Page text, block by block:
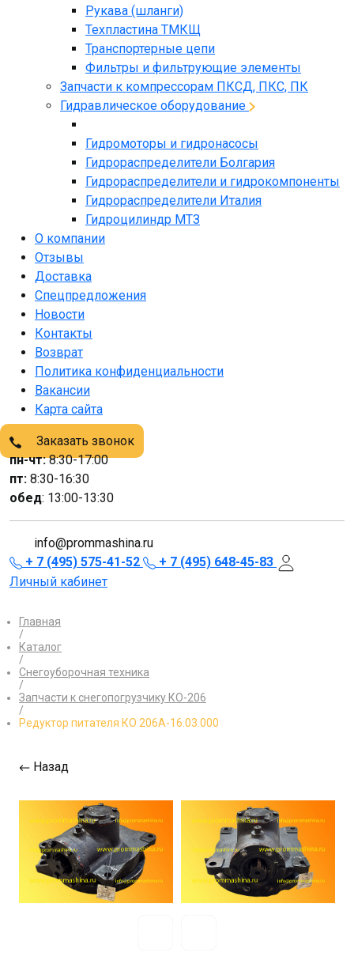
Рукава (шланги)
Техпластина ТМКЩ
Транспортерные цепи
Фильтры и фильтрующие элементы
Запчасти к компрессорам ПКСД, ПКС, ПК
Гидравлическое оборудование
Гидромоторы и гидронасосы
Гидрораспределители Болгария
Гидрораспределители и гидрокомпоненты
Гидрораспределители Италия
Гидроцилиндр МТЗ
О компании
Отзывы
Доставка
Спецпредложения
Новости
Контакты
Возврат
Политика конфиденциальности
Вакансии
Карта сайта
Заказать звонок
пн-чт:8:30-17:00
пт: 8:30-16:30
обед: 13:00-13:30
info@prommashina.ru
+ 7 (495) 575-41-52
+ 7 (495) 648-45-83
Личный кабинет
Главная
/
Каталог
/
Снегоуборочная техника
/
Запчасти к снегопогрузчику КО-206
/
Редуктор питателя КО 206А-16.03.000
Назад